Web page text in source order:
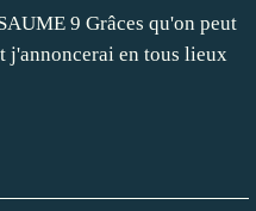
9 Grâces qu'on peut
j'annoncerai en tous lieux